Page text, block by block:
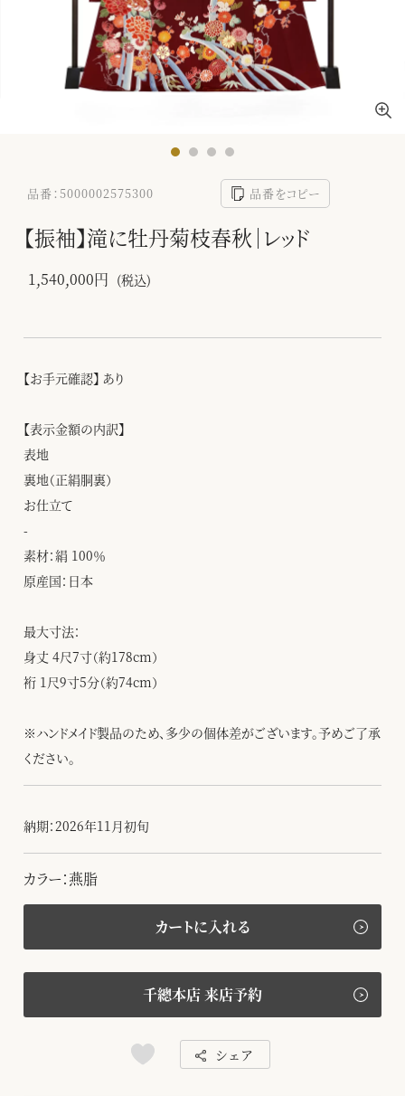
品番：5000002575300 品番をコピー
【振袖】滝に牡丹菊枝春秋｜レッド
1,540,000円 (税込)
【お手元確認】 あり
【表示金額の内訳】
表地
裏地（正絹胴裏）
お仕立て
-
素材：絹 100％
原産国：日本
最大寸法：
身丈 4尺7寸（約178cm）
裄 1尺9寸5分（約74cm）
※ハンドメイド製品のため、多少の個体差がございます。予めご了承
ください。
納期：2026年11月初旬
カラー：燕脂
カートに入れる
千總本店 来店予約
シェア